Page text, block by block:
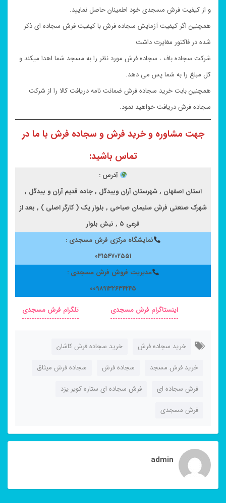
و از کیفیت فرش مسجدی خود اطمینان حاصل نمایید.
همچنین اگر کیفیت آزمایش سجاده فرش با کیفیت فرش سجاده ای ذکر
شده در فاکتور مغایرت داشت
شرکت سجاده باف ، سجاده فرش مورد نظر را به مسجد شما اهدا میکند و
کل مبلغ را به شما پس می دهد.
همچنین بابت خرید سجاده فرش ضمانت نامه دریافت کالا را از شرکت
سجاده فرش دریافت خواهید نمود.
جهت مشاوره و خرید فرش و سجاده فرش با ما در
تماس باشید:
آدرس :
استان اصفهان , شهرستان آران وبیدگل , جاده قدیم آران و بیدگل ,
شهرک صنعتی فرش سلیمان صباحی , بلوار یک ( کارگر اصلی ) , بعد از
فرعی ۵ , نبش بلوار
نمایشگاه مرکزی فرش مسجدی :
۰۳۱۵۴۷۰۲۵۵۱
مدیریت فروش فرش مسجدی :
۰۰۹۸۹۱۳۲۶۳۴۲۴۵
اینستاگرام فرش مسجدی
تلگرام فرش مسجدی
خرید سجاده فرش
خرید سجاده فرش کاشان
خرید فرش مسجد
سجاده فرش
سجاده فرش میثاق
فرش سجاده ای
فرش سجاده ای ستاره کویر یزد
فرش مسجدی
admin